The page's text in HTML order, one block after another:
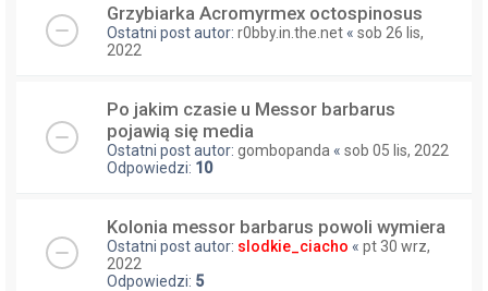
Grzybiarka Acromyrmex octospinosus
Ostatni post autor: r0bby.in.the.net « sob 26 lis,
2022
Po jakim czasie u Messor barbarus
pojawią się media
Ostatni post autor: gombopanda « sob 05 lis, 2022
Odpowiedzi: 10
Kolonia messor barbarus powoli wymiera
Ostatni post autor: slodkie_ciacho « pt 30 wrz,
2022
Odpowiedzi: 5